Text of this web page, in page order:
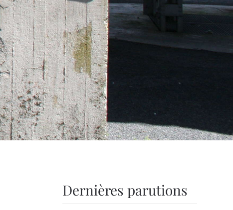
Dernières parutions